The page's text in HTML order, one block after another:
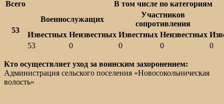
Всего В том числе по категориям
53
Военнослужащих
Участников
сопротивления
Известных Неизвестных Известных Неизвестных
53
0 0 0 0
Кто осуществляет уход за воинским захоронением:
Администрация сельского поселения «Новосокольническая
волость»